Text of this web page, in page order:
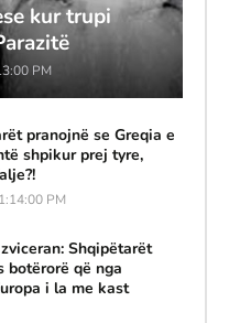
kur trupi
PM
pranojnë se Greqia e
shpikur prej tyre,
PM
Shqipëtarët
botërorë që nga
i la me kast